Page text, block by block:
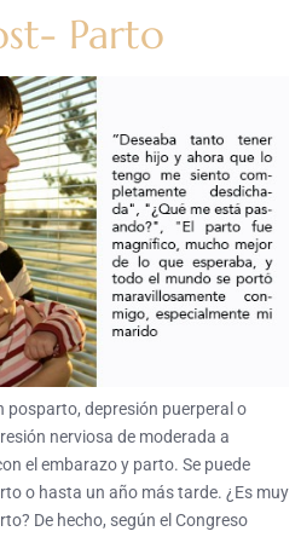
Parto
posparto, depresión puerperal o
nerviosa de moderada a
el embarazo y parto. Se puede
o hasta un año más tarde. ¿Es muy
De hecho, según el Congreso